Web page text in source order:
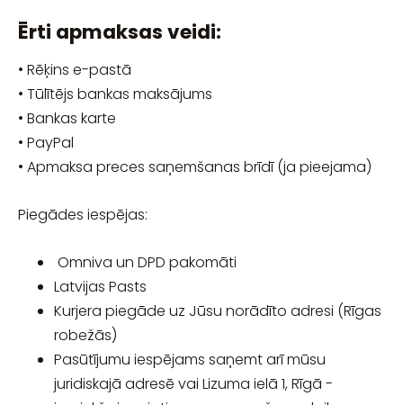
Ērti apmaksas veidi:
• Rēķins e-pastā
• Tūlītējs bankas maksājums
• Bankas karte
• PayPal
• Apmaksa preces saņemšanas brīdī (ja pieejama)
Piegādes iespējas:
Omniva un DPD pakomāti
Latvijas Pasts
Kurjera piegāde uz Jūsu norādīto adresi (Rīgas
robežās)
Pasūtījumu iespējams saņemt arī mūsu
juridiskajā adresē vai Lizuma ielā 1, Rīgā -